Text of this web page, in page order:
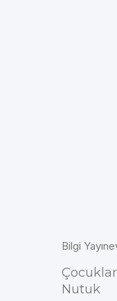
Bilgi
Nutuk